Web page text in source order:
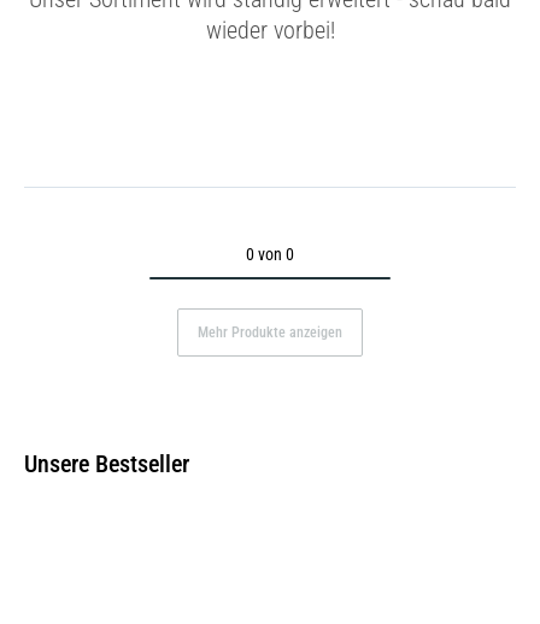
wieder vorbei!
0 von 0
Mehr Produkte anzeigen
Unsere Bestseller